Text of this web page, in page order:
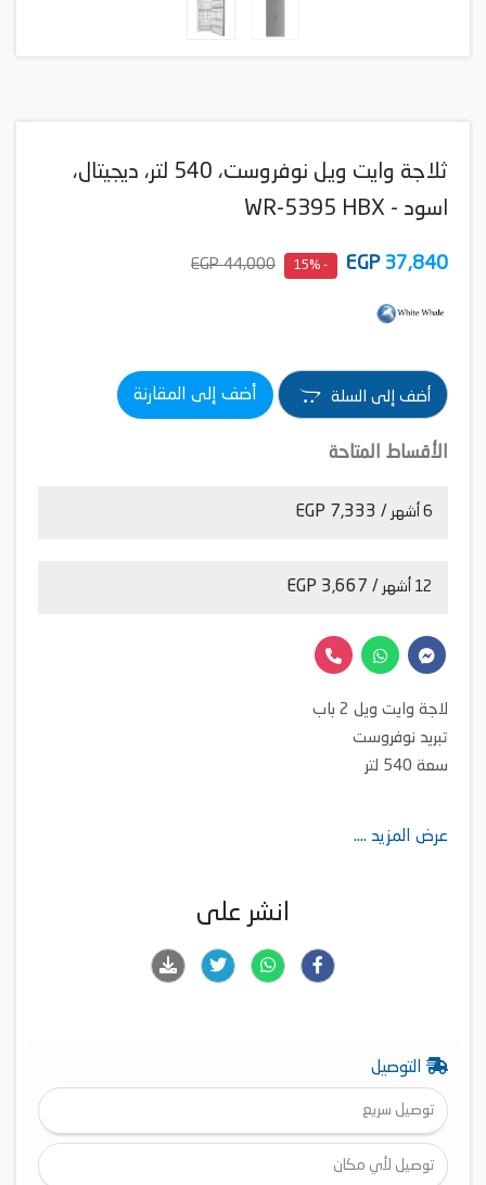
ثلاجة وايت ويل نوفروست، 540 لتر، ديجيتال،
اسود - WR-5395 HBX
37,840
EGP
- 15%
44,000 EGP
أضف إلى السلة أضف إلى المقارنة
الأقساط المتاحة
6 أشهر / 7,333 EGP
12 أشهر / 3,667 EGP
لاجة وايت ويل 2 باب
تبريد نوفروست
سعة 540 لتر
عرض المزيد ....
انشر على
التوصيل
توصيل سريع
توصيل لأي مكان